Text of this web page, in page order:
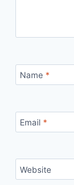
Name *
Email *
Website